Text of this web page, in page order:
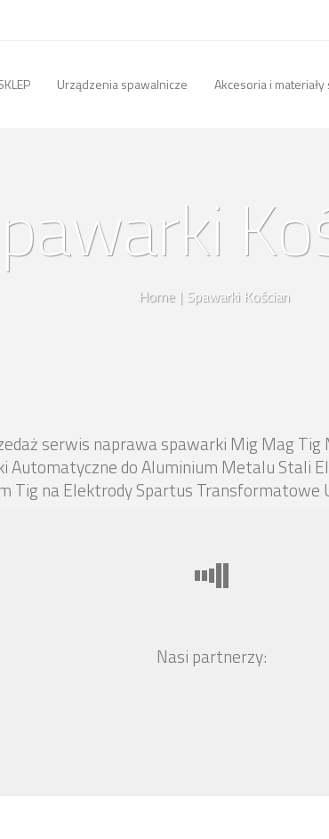
Urządzenia spawalnicze Akcesoria i
Home | Spawarki Kościan
serwis naprawa spawarki Mig Mag
Automatyczne do Aluminium Metalu Stali
Tig na Elektrody Spartus Transformatowe
Nasi partnerzy: